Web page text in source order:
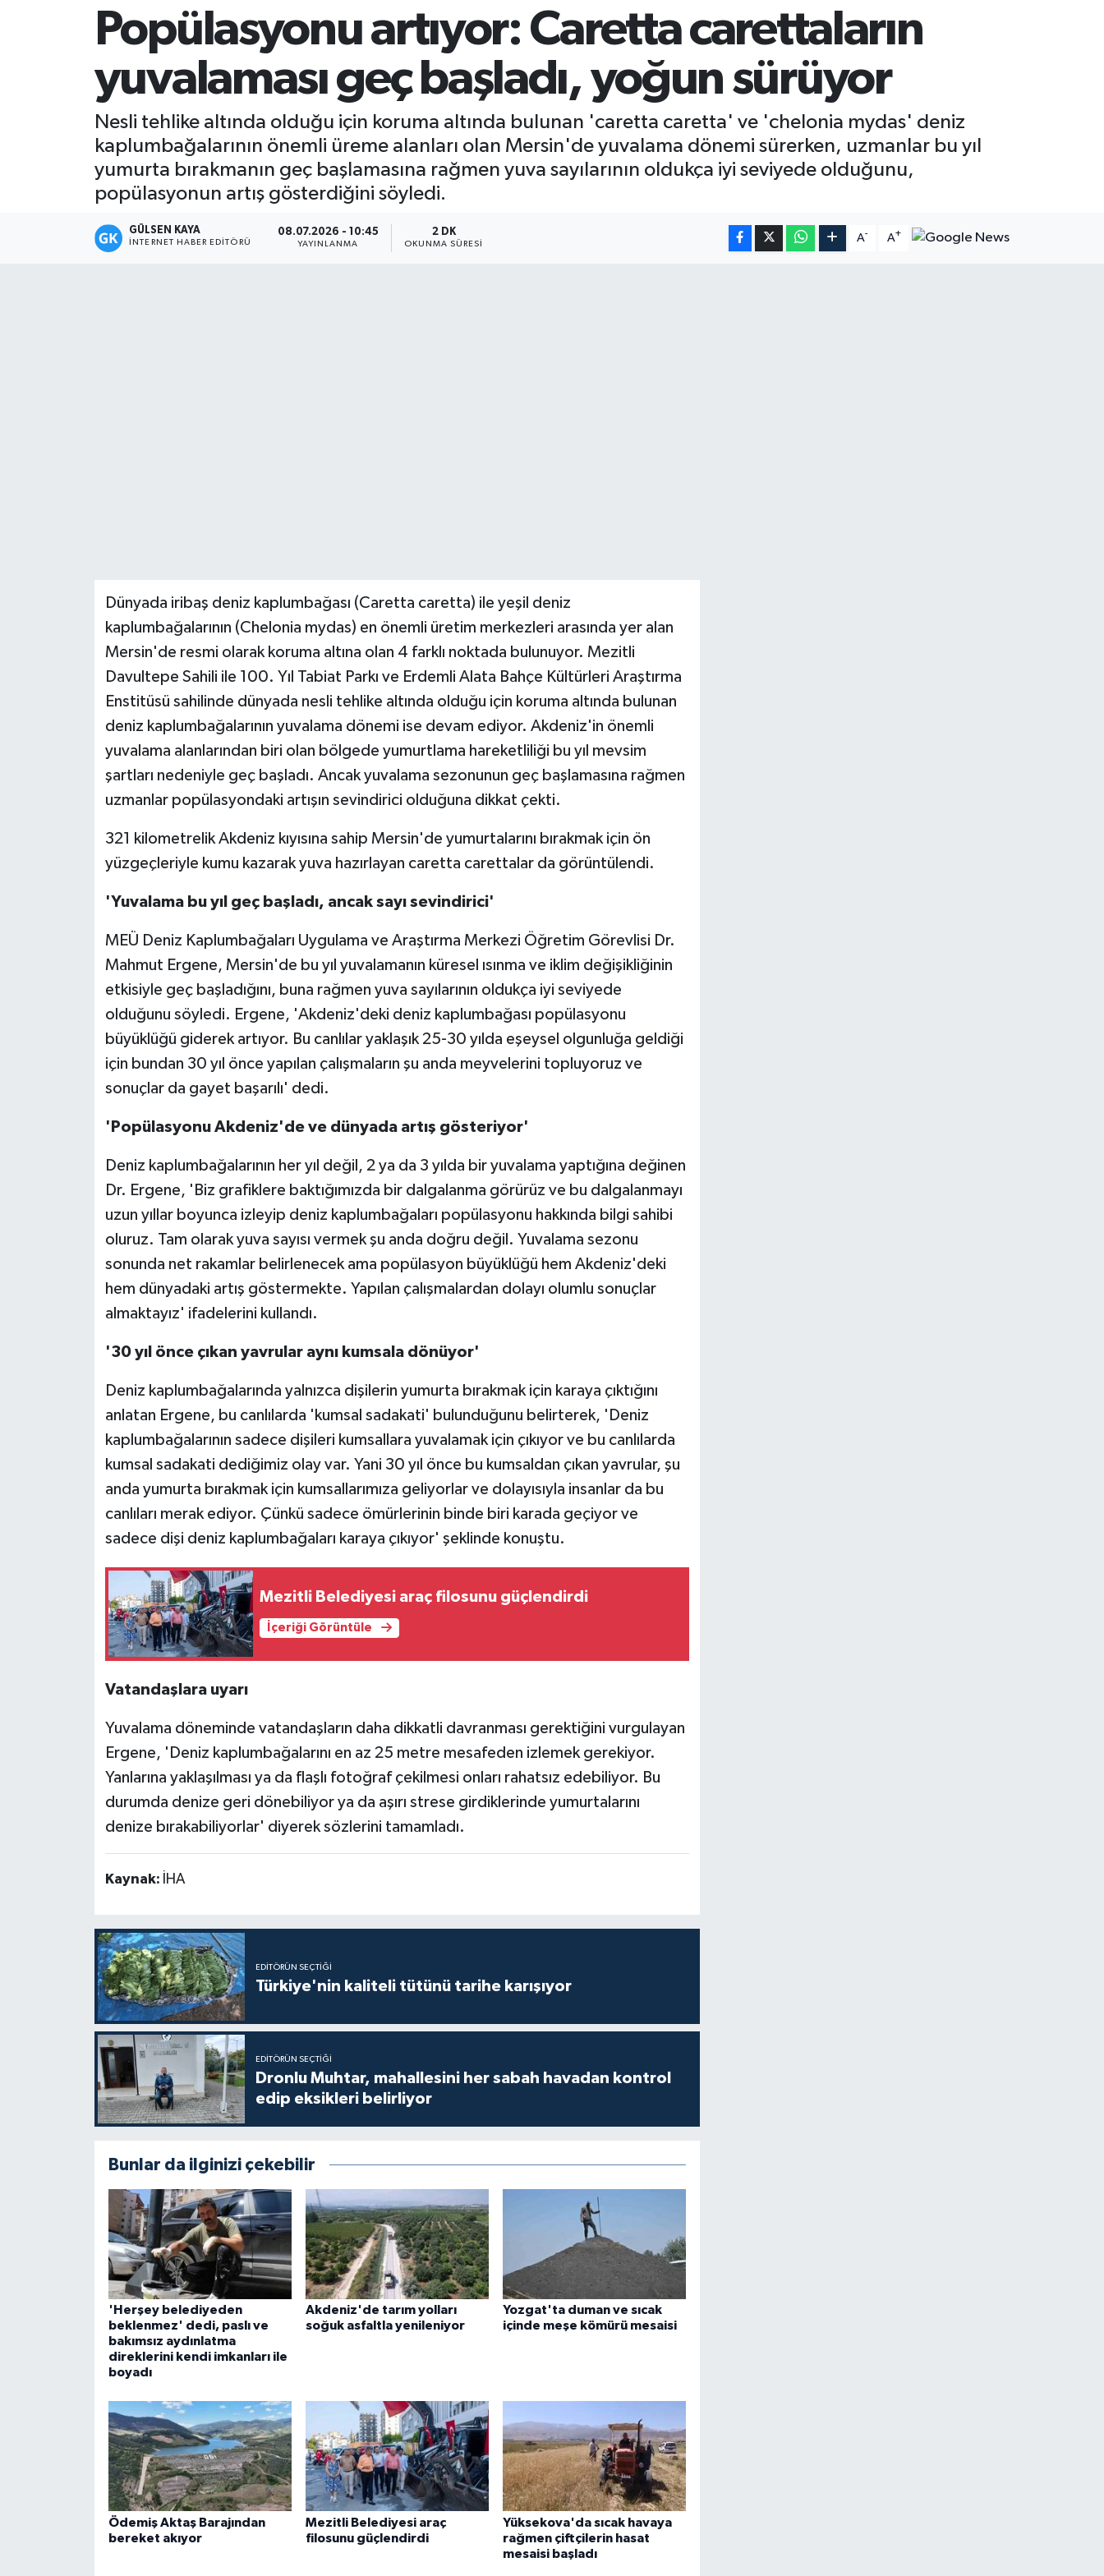
Popülasyonu artıyor: Caretta carettaların
yuvalaması geç başladı, yoğun sürüyor
Nesli tehlike altında olduğu için koruma altında bulunan 'caretta caretta' ve 'chelonia mydas' deniz
kaplumbağalarının önemli üreme alanları olan Mersin'de yuvalama dönemi sürerken, uzmanlar bu yıl
yumurta bırakmanın geç başlamasına rağmen yuva sayılarının oldukça iyi seviyede olduğunu,
popülasyonun artış gösterdiğini söyledi.
GÜLSEN KAYA
İNTERNET HABER EDITÖRÜ
08.07.2026 - 10:45
YAYINLANMA
2 DK
OKUNMA SÜRESI
A- A+
Dünyada iribaş deniz kaplumbağası (Caretta caretta) ile yeşil deniz
kaplumbağalarının (Chelonia mydas) en önemli üretim merkezleri arasında yer alan
Mersin'de resmi olarak koruma altına olan 4 farklı noktada bulunuyor. Mezitli
Davultepe Sahili ile 100. Yıl Tabiat Parkı ve Erdemli Alata Bahçe Kültürleri Araştırma
Enstitüsü sahilinde dünyada nesli tehlike altında olduğu için koruma altında bulunan
deniz kaplumbağalarının yuvalama dönemi ise devam ediyor. Akdeniz'in önemli
yuvalama alanlarından biri olan bölgede yumurtlama hareketliliği bu yıl mevsim
şartları nedeniyle geç başladı. Ancak yuvalama sezonunun geç başlamasına rağmen
uzmanlar popülasyondaki artışın sevindirici olduğuna dikkat çekti.
321 kilometrelik Akdeniz kıyısına sahip Mersin'de yumurtalarını bırakmak için ön
yüzgeçleriyle kumu kazarak yuva hazırlayan caretta carettalar da görüntülendi.
'Yuvalama bu yıl geç başladı, ancak sayı sevindirici'
MEÜ Deniz Kaplumbağaları Uygulama ve Araştırma Merkezi Öğretim Görevlisi Dr.
Mahmut Ergene, Mersin'de bu yıl yuvalamanın küresel ısınma ve iklim değişikliğinin
etkisiyle geç başladığını, buna rağmen yuva sayılarının oldukça iyi seviyede
olduğunu söyledi. Ergene, 'Akdeniz'deki deniz kaplumbağası popülasyonu
büyüklüğü giderek artıyor. Bu canlılar yaklaşık 25-30 yılda eşeysel olgunluğa geldiği
için bundan 30 yıl önce yapılan çalışmaların şu anda meyvelerini topluyoruz ve
sonuçlar da gayet başarılı' dedi.
'Popülasyonu Akdeniz'de ve dünyada artış gösteriyor'
Deniz kaplumbağalarının her yıl değil, 2 ya da 3 yılda bir yuvalama yaptığına değinen
Dr. Ergene, 'Biz grafiklere baktığımızda bir dalgalanma görürüz ve bu dalgalanmayı
uzun yıllar boyunca izleyip deniz kaplumbağaları popülasyonu hakkında bilgi sahibi
oluruz. Tam olarak yuva sayısı vermek şu anda doğru değil. Yuvalama sezonu
sonunda net rakamlar belirlenecek ama popülasyon büyüklüğü hem Akdeniz'deki
hem dünyadaki artış göstermekte. Yapılan çalışmalardan dolayı olumlu sonuçlar
almaktayız' ifadelerini kullandı.
'30 yıl önce çıkan yavrular aynı kumsala dönüyor'
Deniz kaplumbağalarında yalnızca dişilerin yumurta bırakmak için karaya çıktığını
anlatan Ergene, bu canlılarda 'kumsal sadakati' bulunduğunu belirterek, 'Deniz
kaplumbağalarının sadece dişileri kumsallara yuvalamak için çıkıyor ve bu canlılarda
kumsal sadakati dediğimiz olay var. Yani 30 yıl önce bu kumsaldan çıkan yavrular, şu
anda yumurta bırakmak için kumsallarımıza geliyorlar ve dolayısıyla insanlar da bu
canlıları merak ediyor. Çünkü sadece ömürlerinin binde biri karada geçiyor ve
sadece dişi deniz kaplumbağaları karaya çıkıyor' şeklinde konuştu.
Mezitli Belediyesi araç filosunu güçlendirdi
İçeriği Görüntüle
Vatandaşlara uyarı
Yuvalama döneminde vatandaşların daha dikkatli davranması gerektiğini vurgulayan
Ergene, 'Deniz kaplumbağalarını en az 25 metre mesafeden izlemek gerekiyor.
Yanlarına yaklaşılması ya da flaşlı fotoğraf çekilmesi onları rahatsız edebiliyor. Bu
durumda denize geri dönebiliyor ya da aşırı strese girdiklerinde yumurtalarını
denize bırakabiliyorlar' diyerek sözlerini tamamladı.
Kaynak: İHA
EDITÖRÜN SEÇTIĞI
Türkiye'nin kaliteli tütünü tarihe karışıyor
EDITÖRÜN SEÇTIĞI
Dronlu Muhtar, mahallesini her sabah havadan kontrol
edip eksikleri belirliyor
Bunlar da ilginizi çekebilir
'Herşey belediyeden
beklenmez' dedi, paslı ve
bakımsız aydınlatma
direklerini kendi imkanları ile
boyadı
Akdeniz'de tarım yolları
soğuk asfaltla yenileniyor
Yozgat'ta duman ve sıcak
içinde meşe kömürü mesaisi
Ödemiş Aktaş Barajından
bereket akıyor
Mezitli Belediyesi araç
filosunu güçlendirdi
Yüksekova'da sıcak havaya
rağmen çiftçilerin hasat
mesaisi başladı
Mersin Tarihi
Özel Haber
Resmi İlan